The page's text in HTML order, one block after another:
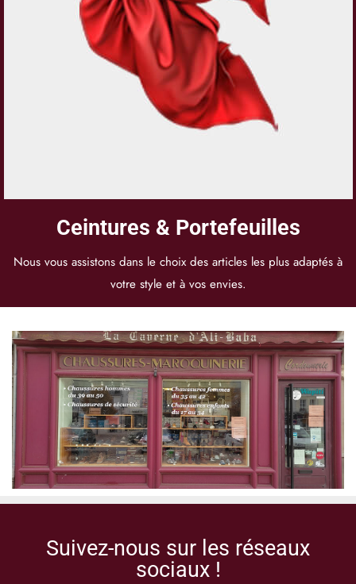
Ceintures & Portefeuilles
Nous vous assistons dans le choix des articles les plus adaptés à
votre style et à vos envies.
Suivez-nous sur les réseaux
sociaux !